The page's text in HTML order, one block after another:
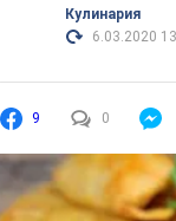
Кулинария
6.03.2020
9 0